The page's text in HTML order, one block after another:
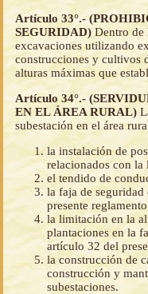
Artículo 33°.-
SEGURIDAD) Dentro de
excavaciones utilizando
construcciones y cultivos
alturas máximas que
Artículo 34°.-
EN EL ÁREA RURAL)
subestación en el área
la instalación de
relacionados con la
el tendido de
la faja de
presente
la limitación en la
plantaciones en la
artículo 32 del
la construcción de
construcción y
subestaciones.